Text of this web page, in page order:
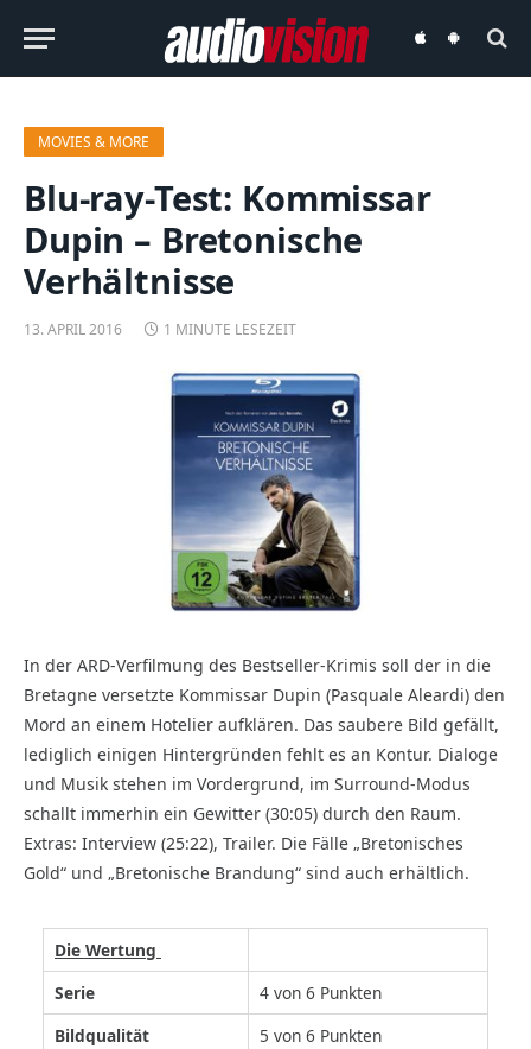
audiovisionaudiovision
MOVIES & MORE
Blu-ray-Test: Kommissar
Dupin – Bretonische
Verhältnisse
13. APRIL 2016 1 MINUTE LESEZEIT
In der ARD-Verfilmung des Bestseller-Krimis soll der in die
Bretagne versetzte Kommissar Dupin (Pasquale Aleardi) den
Mord an einem Hotelier aufklären. Das saubere Bild gefällt,
lediglich einigen Hintergründen fehlt es an Kontur. Dialoge
und Musik stehen im Vordergrund, im Surround-Modus
schallt immerhin ein Gewitter (30:05) durch den Raum.
Extras: Interview (25:22), Trailer. Die Fälle „Bretonisches
Gold“ und „Bretonische Brandung“ sind auch erhältlich.
Die Wertung
Serie
4 von 6 Punkten
Bildqualität
5 von 6 Punkten